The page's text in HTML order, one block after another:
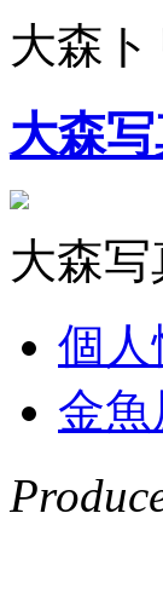
大森
大森
大森写
個人
金魚